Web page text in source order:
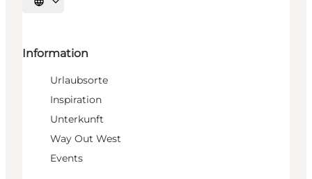
Sprache auswählen
Information
Urlaubsorte
Inspiration
Unterkunft
Way Out West
Events